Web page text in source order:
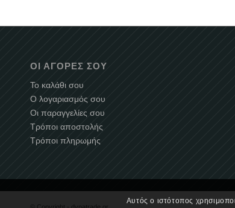
ΟΙ ΑΓΟΡΈΣ ΣΟΥ
Το καλάθι σου
Ο λογαριασμός σου
Οι παραγγελίες σου
Τρόποι αποστολής
Τρόποι πληρωμής
© Copyright - dynatrade.gr
Αυτός ο ιστότοπος